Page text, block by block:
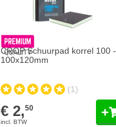
CROP Schuurpad korrel 100 -
100x120mm
(1)
€ 2,50